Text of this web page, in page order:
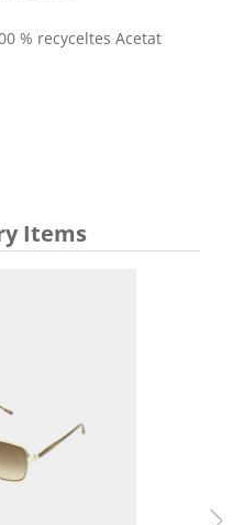
% recyceltes Acetat
Items